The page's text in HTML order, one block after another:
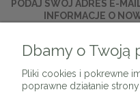
PODAJ SWÓJ ADRES E-
INFORMACJE O
Dbamy o Twoją
Pliki cookies i pokrewne
poprawne działanie